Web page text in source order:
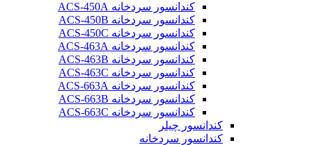
کندانسور سردخانه ACS-450A
کندانسور سردخانه ACS-450B
کندانسور سردخانه ACS-450C
کندانسور سردخانه ACS-463A
کندانسور سردخانه ACS-463B
کندانسور سردخانه ACS-463C
کندانسور سردخانه ACS-663A
کندانسور سردخانه ACS-663B
کندانسور سردخانه ACS-663C
کندانسور چیلر
کندانسور سردخانه